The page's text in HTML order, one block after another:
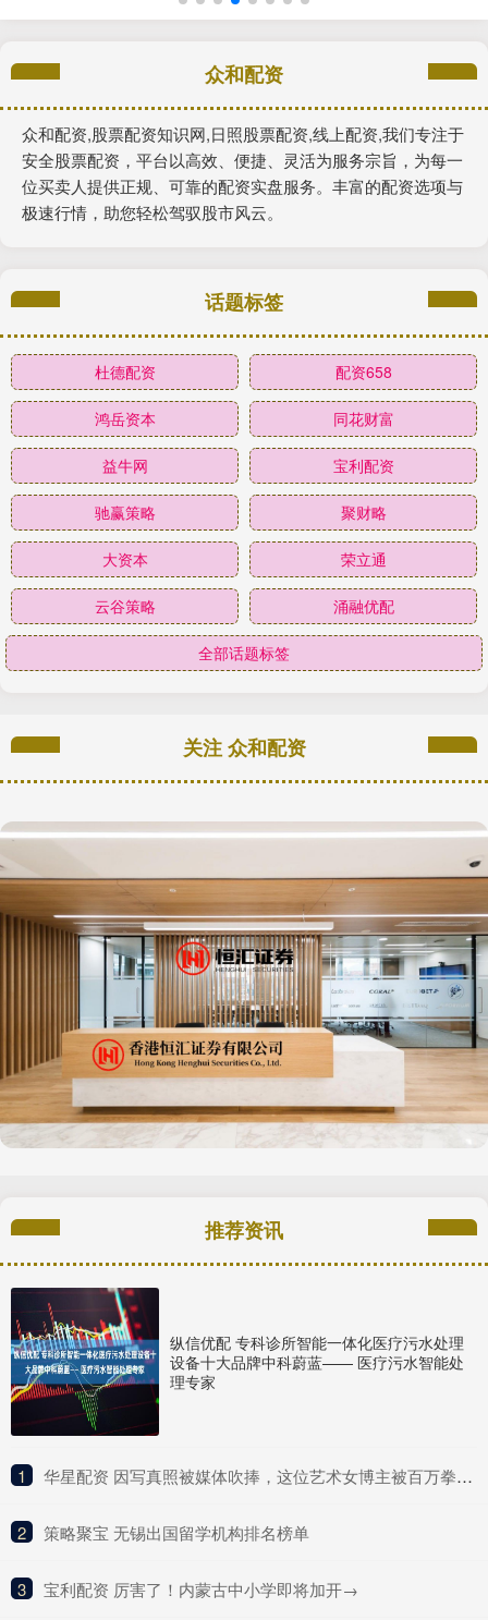
众和配资
众和配资,股票配资知识网,日照股票配资,线上配资,我们专注于
安全股票配资，平台以高效、便捷、灵活为服务宗旨，为每一
位买卖人提供正规、可靠的配资实盘服务。丰富的配资选项与
极速行情，助您轻松驾驭股市风云。
话题标签
杜德配资 配资658
鸿岳资本 同花财富
益牛网 宝利配资
驰赢策略 聚财略
大资本 荣立通
云谷策略 涌融优配
全部话题标签
关注 众和配资
推荐资讯
纵信优配 专科诊所智能一体化医疗污水处理
设备十大品牌中科蔚蓝—— 医疗污水智能处
理专家
1 ​华星配资 因写真照被媒体吹捧，这位艺术女博主被百万拳迷称为UFC传奇？
2 ​策略聚宝 无锡出国留学机构排名榜单
3 ​宝利配资 厉害了！内蒙古中小学即将加开→